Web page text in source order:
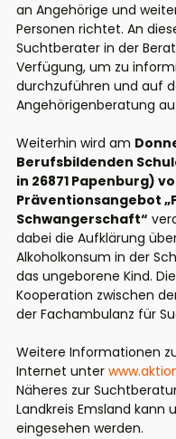
an Angehörige und
Personen richtet. An
Suchtberater in der
Verfügung, um zu
durchzuführen und auf
Angehörigenberatung
Weiterhin wird am
Berufsbildenden
in 26871 Papenburg)
Präventionsangebot
Schwangerschaft“
dabei die Aufklärung
Alkoholkonsum in der
das ungeborene Kind.
Kooperation zwischen
der Fachambulanz für
Weitere Informationen
Internet unter
Näheres zur
Landkreis Emsland kann
eingesehen werden.